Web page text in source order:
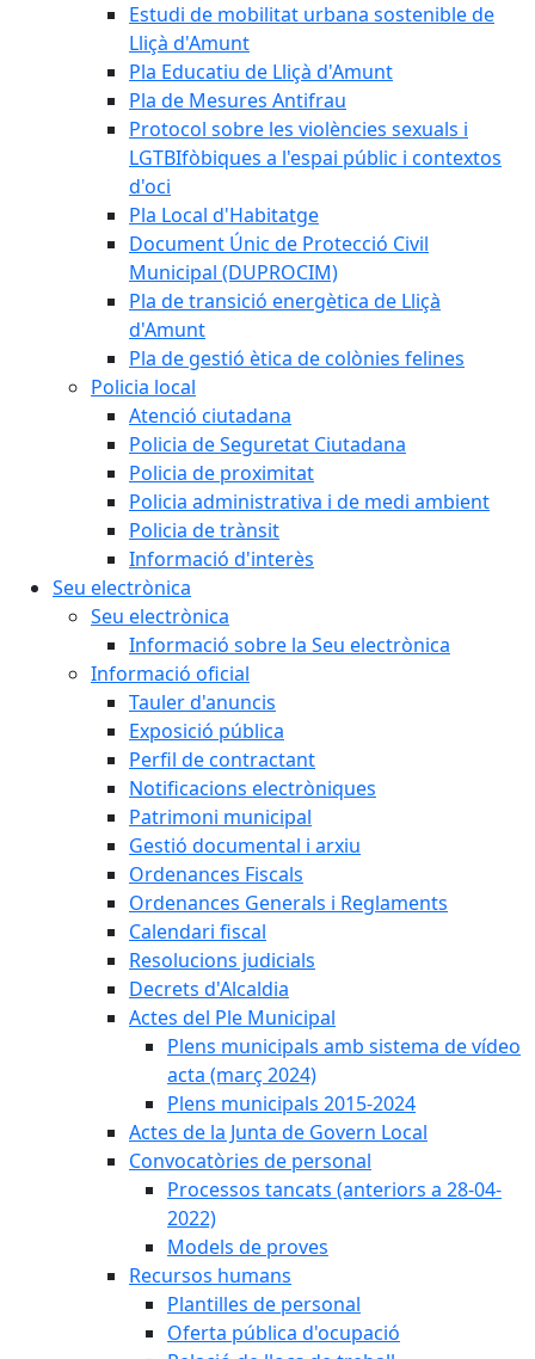
Estudi de mobilitat urbana sostenible de
Lliçà d'Amunt
Pla Educatiu de Lliçà d'Amunt
Pla de Mesures Antifrau
Protocol sobre les violències sexuals i
LGTBIfòbiques a l'espai públic i contextos
d'oci
Pla Local d'Habitatge
Document Únic de Protecció Civil
Municipal (DUPROCIM)
Pla de transició energètica de Lliçà
d'Amunt
Pla de gestió ètica de colònies felines
Policia local
Atenció ciutadana
Policia de Seguretat Ciutadana
Policia de proximitat
Policia administrativa i de medi ambient
Policia de trànsit
Informació d'interès
Seu electrònica
Seu electrònica
Informació sobre la Seu electrònica
Informació oficial
Tauler d'anuncis
Exposició pública
Perfil de contractant
Notificacions electròniques
Patrimoni municipal
Gestió documental i arxiu
Ordenances Fiscals
Ordenances Generals i Reglaments
Calendari fiscal
Resolucions judicials
Decrets d'Alcaldia
Actes del Ple Municipal
Plens municipals amb sistema de vídeo
acta (març 2024)
Plens municipals 2015-2024
Actes de la Junta de Govern Local
Convocatòries de personal
Processos tancats (anteriors a 28-04-
2022)
Models de proves
Recursos humans
Plantilles de personal
Oferta pública d'ocupació